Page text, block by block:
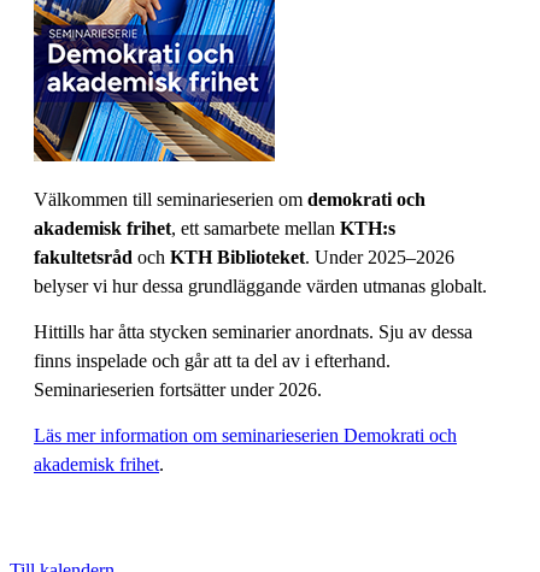
Välkommen till seminarieserien om demokrati och
akademisk frihet, ett samarbete mellan KTH:s
fakultetsråd och KTH Biblioteket. Under 2025–2026
belyser vi hur dessa grundläggande värden utmanas globalt.
Hittills har åtta stycken seminarier anordnats. Sju av dessa
finns inspelade och går att ta del av i efterhand.
Seminarieserien fortsätter under 2026.
Läs mer information om seminarieserien Demokrati och
akademisk frihet.